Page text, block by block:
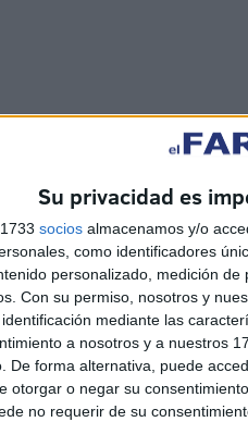
Su privacidad es
socios almacenamos y/o
como identificadores
personalizado, medición
Con su permiso, nosotros y
mediante las
a nosotros y a nuestros
De forma alternativa, puede
otorgar o negar su
no requerir de su
encuentro, pues elMEFP
con el modelo vigente, con
pactado por el Gobierno
en una complicada tesitura,
podría generar un
moratoria guardando las 80
convocar dos oposiciones